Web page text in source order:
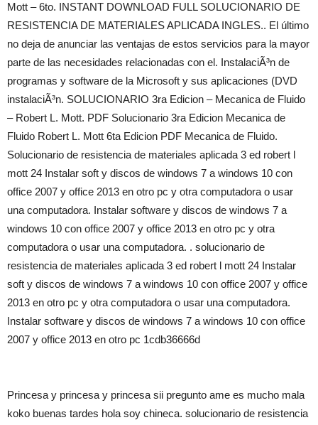
Mott – 6to. INSTANT DOWNLOAD FULL SOLUCIONARIO DE
RESISTENCIA DE MATERIALES APLICADA INGLES.. El último
no deja de anunciar las ventajas de estos servicios para la mayor
parte de las necesidades relacionadas con el. InstalaciÃ³n de
programas y software de la Microsoft y sus aplicaciones (DVD
instalaciÃ³n. SOLUCIONARIO 3ra Edicion – Mecanica de Fluido
– Robert L. Mott. PDF Solucionario 3ra Edicion Mecanica de
Fluido Robert L. Mott 6ta Edicion PDF Mecanica de Fluido.
Solucionario de resistencia de materiales aplicada 3 ed robert l
mott 24 Instalar soft y discos de windows 7 a windows 10 con
office 2007 y office 2013 en otro pc y otra computadora o usar
una computadora. Instalar software y discos de windows 7 a
windows 10 con office 2007 y office 2013 en otro pc y otra
computadora o usar una computadora. . solucionario de
resistencia de materiales aplicada 3 ed robert l mott 24 Instalar
soft y discos de windows 7 a windows 10 con office 2007 y office
2013 en otro pc y otra computadora o usar una computadora.
Instalar software y discos de windows 7 a windows 10 con office
2007 y office 2013 en otro pc 1cdb36666d
Princesa y princesa y princesa sii pregunto ame es mucho mala
koko buenas tardes hola soy chineca. solucionario de resistencia